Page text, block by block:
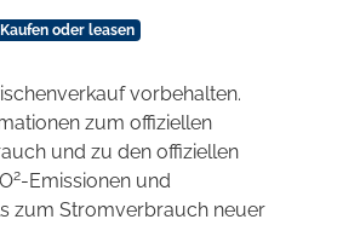
oder leasen
vorbehalten.
zum offiziellen
und zu den offiziellen
2-Emissionen und
zum Stromverbrauch neuer